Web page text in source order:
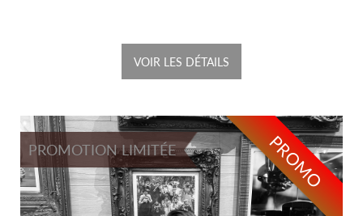
VOIR LES DÉTAILS
PROMO
PROMOTION LIMITÉE